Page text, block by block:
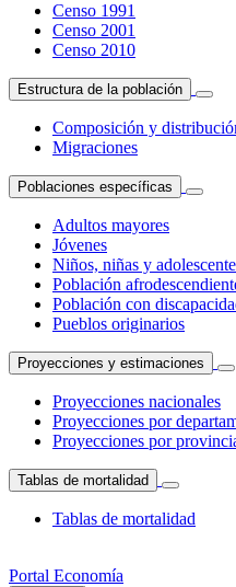
Censo 1991
Censo 2001
Censo 2010
Estructura de la población
Composición y
Migraciones
Poblaciones específicas
Adultos mayores
Jóvenes
Niños, niñas y
Población
Población con
Pueblos originarios
Proyecciones y estimaciones
Proyecciones nacionales
Proyecciones por
Proyecciones por
Tablas de mortalidad
Tablas de mortalidad
Portal Economía